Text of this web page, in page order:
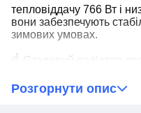
тепловіддачу 766 Вт і
вони забезпечують
зимових умовах.
☝ Сталевий радіатор
оскільки він має
Розгорнути опис